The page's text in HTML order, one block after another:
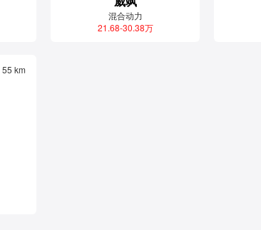
混合动力
21.68-30.38万
55 km